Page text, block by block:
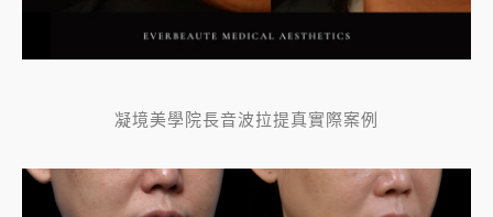
凝境美學院長音波拉提真實際案例